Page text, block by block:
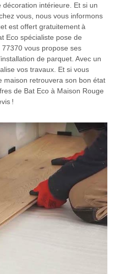
intérieure. Et si un
vous, nous vous informons
est offert gratuitement à
Eco spécialiste pose de
vous propose ses
de parquet. Avec un
vos travaux. Et si vous
maison retrouvera son bon état
de Bat Eco à Maison Rouge
!